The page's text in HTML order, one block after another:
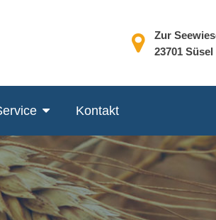
Zur
23701 Süsel
Kontakt